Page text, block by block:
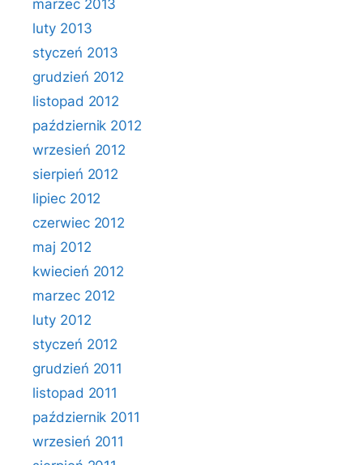
marzec 2013
luty 2013
styczeń 2013
grudzień 2012
listopad 2012
październik 2012
wrzesień 2012
sierpień 2012
lipiec 2012
czerwiec 2012
maj 2012
kwiecień 2012
marzec 2012
luty 2012
styczeń 2012
grudzień 2011
listopad 2011
październik 2011
wrzesień 2011